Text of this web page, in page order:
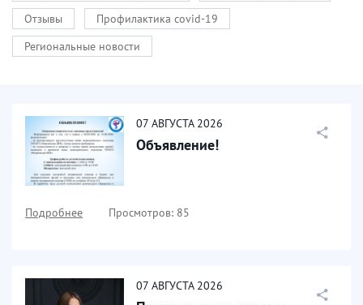
Отзывы
Профилактика covid-19
Региональные новости
07 АВГУСТА 2026
Объявление!
Подробнее Просмотров: 85
07 АВГУСТА 2026